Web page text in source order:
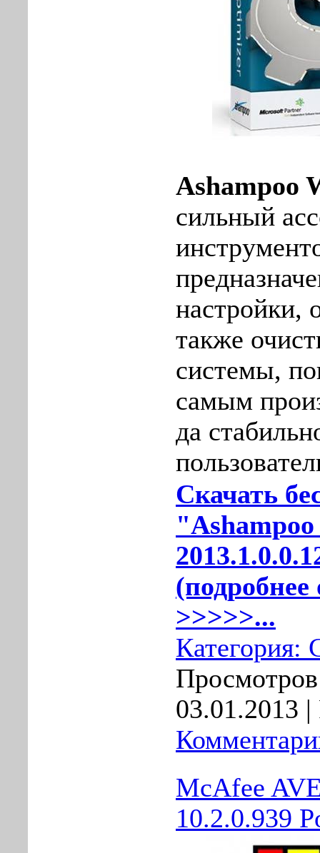
Ashampoo
сильный
настройки,
также
системы,
самым
да
Скачать
(подробнее
>>>>>...
Категория:
03.01.2013 |
McAfee
10.2.0.939